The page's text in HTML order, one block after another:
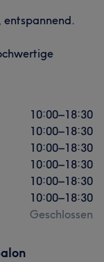
entspannend.
10:00–18:30
10:00–18:30
10:00–18:30
10:00–18:30
10:00–18:30
10:00–18:30
Geschlossen